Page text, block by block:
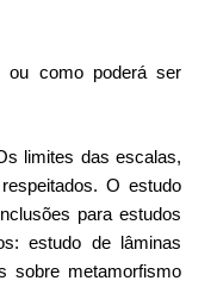
ou como poderá ser
limites das escalas,
O estudo
para estudos
estudo de lâminas
sobre metamorfismo